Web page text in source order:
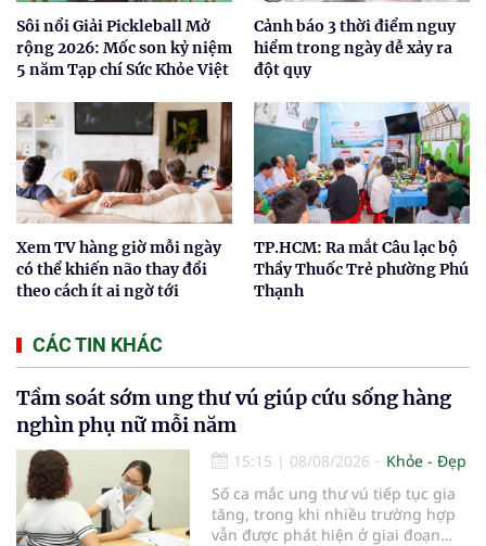
Sôi nổi Giải Pickleball Mở
rộng 2026: Mốc son kỷ niệm
5 năm Tạp chí Sức Khỏe Việt
Cảnh báo 3 thời điểm nguy
hiểm trong ngày dễ xảy ra
đột qụy
Xem TV hàng giờ mỗi ngày
có thể khiến não thay đổi
theo cách ít ai ngờ tới
TP.HCM: Ra mắt Câu lạc bộ
Thầy Thuốc Trẻ phường Phú
Thạnh
CÁC TIN KHÁC
Tầm soát sớm ung thư vú giúp cứu sống hàng
nghìn phụ nữ mỗi năm
15:15 | 08/08/2026
Khỏe - Đẹp
Số ca mắc ung thư vú tiếp tục gia
tăng, trong khi nhiều trường hợp
vẫn được phát hiện ở giai đoạn